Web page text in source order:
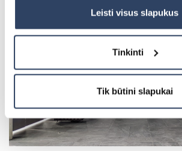
Leisti visus slapukus
Tinkinti
Tik būtini slapukai